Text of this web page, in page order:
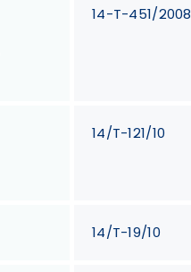
14-T-451/2008
14/T-121/10
14/T-19/10